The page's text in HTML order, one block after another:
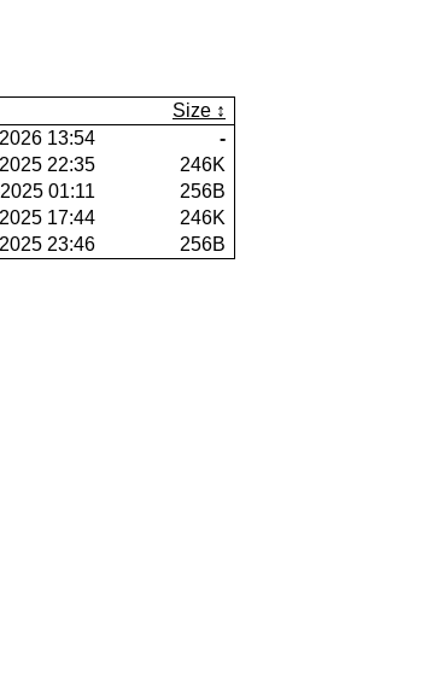
Size
13:54
-
22:35
246K
01:11
256B
17:44
246K
23:46 256B